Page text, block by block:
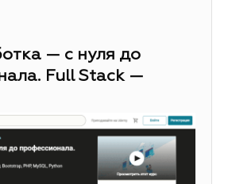
— с нуля до
Full Stack —